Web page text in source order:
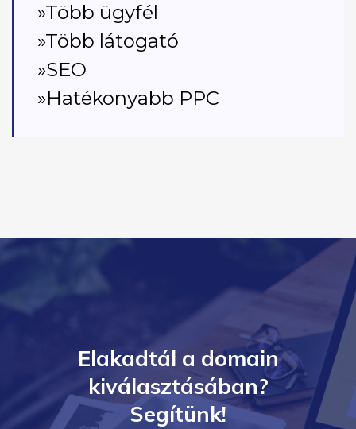
»Több ügyfél
»Több látogató
»SEO
»Hatékonyabb PPC
Elakadtál a domain
kiválasztásában?
Segítünk!